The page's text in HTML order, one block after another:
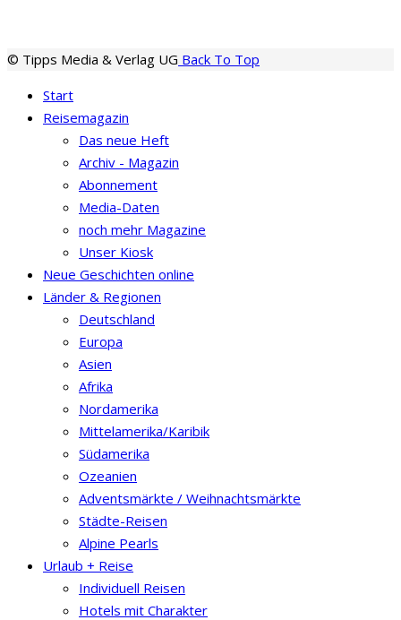
© Tipps Media & Verlag UG Back To Top
Start
Reisemagazin
Das neue Heft
Archiv - Magazin
Abonnement
Media-Daten
noch mehr Magazine
Unser Kiosk
Neue Geschichten online
Länder & Regionen
Deutschland
Europa
Asien
Afrika
Nordamerika
Mittelamerika/Karibik
Südamerika
Ozeanien
Adventsmärkte / Weihnachtsmärkte
Städte-Reisen
Alpine Pearls
Urlaub + Reise
Individuell Reisen
Hotels mit Charakter